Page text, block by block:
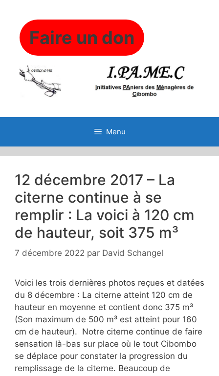
contenuFaire un don
Menu
12 décembre 2017 – La
citerne continue à se
remplir : La voici à 120 cm
de hauteur, soit 375 m³
7 décembre 2022 par David Schangel
Voici les trois dernières photos reçues et datées
du 8 décembre : La citerne atteint 120 cm de
hauteur en moyenne et contient donc 375 m³
(Son maximum de 500 m³ est atteint pour 160
cm de hauteur). Notre citerne continue de faire
sensation là-bas sur place où le tout Cibombo
se déplace pour constater la progression du
remplissage de la citerne. Beaucoup de